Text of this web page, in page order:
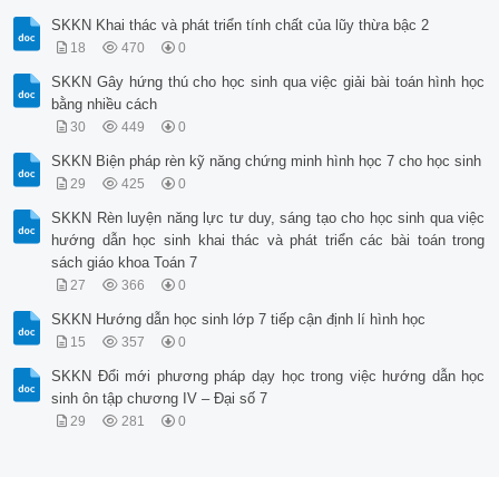
SKKN Khai thác và phát triển tính chất của lũy thừa bậc 2
18 470 0
SKKN Gây hứng thú cho học sinh qua việc giải bài toán hình học
bằng nhiều cách
30 449 0
SKKN Biện pháp rèn kỹ năng chứng minh hình học 7 cho học sinh
29 425 0
SKKN Rèn luyện năng lực tư duy, sáng tạo cho học sinh qua việc
hướng dẫn học sinh khai thác và phát triển các bài toán trong
sách giáo khoa Toán 7
27 366 0
SKKN Hướng dẫn học sinh lớp 7 tiếp cận định lí hình học
15 357 0
SKKN Đổi mới phương pháp dạy học trong việc hướng dẫn học
sinh ôn tập chương IV – Đại số 7
29 281 0